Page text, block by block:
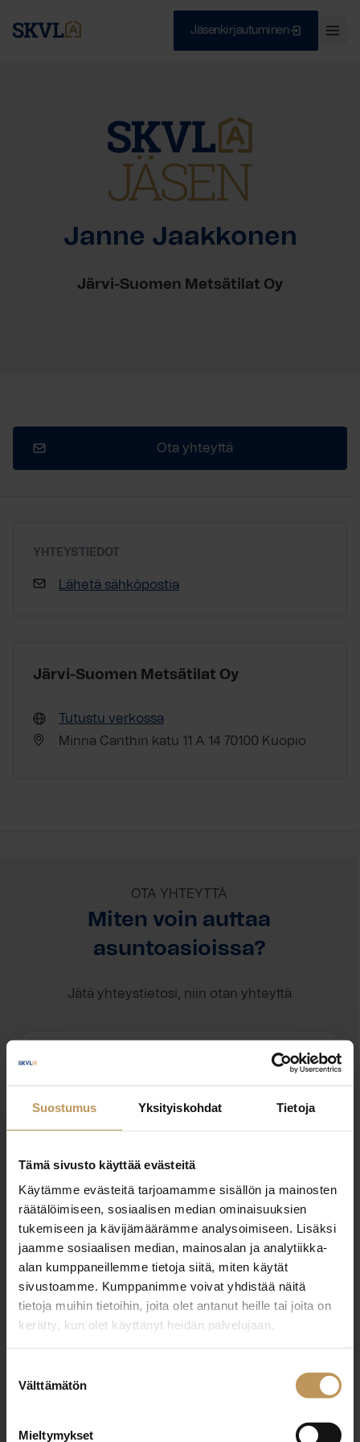
Suostumus Yksityiskohdat Tietoja
Tämä sivusto käyttää evästeitä
Käytämme evästeitä tarjoamamme sisällön ja mainosten
räätälöimiseen, sosiaalisen median ominaisuuksien
tukemiseen ja kävijämäärämme analysoimiseen. Lisäksi
jaamme sosiaalisen median, mainosalan ja analytiikka-
alan kumppaneillemme tietoja siitä, miten käytät
sivustoamme. Kumppanimme voivat yhdistää näitä
tietoja muihin tietoihin, joita olet antanut heille tai joita on
kerätty, kun olet käyttänyt heidän palvelujaan.
valinta
Välttämätön
Mieltymykset
Jäsenkirjautuminen
Janne Jaakkonen
Järvi-Suomen Metsätilat Oy
Ota yhteyttä
YHTEYSTIEDOT
Lähetä sähköpostia
Järvi-Suomen Metsätilat Oy
Tutustu verkossa
Minna Canthin katu 11 A 14 70100 Kuopio
OTA YHTEYTTÄ
Miten voin auttaa
asuntoasioissa?
Jätä yhteystietosi, niin otan yhteyttä
"*" näyttää pakolliset kentät
Aihe
Nimi*
Sähköposti